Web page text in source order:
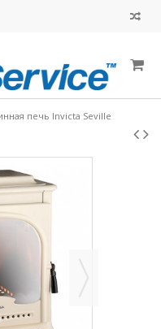
печь Invicta Seville